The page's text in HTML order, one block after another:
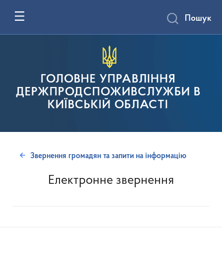
ГОЛОВНЕ УПРАВЛІННЯ
ДЕРЖПРОДСПОЖИВСЛУЖБИ В
КИЇВСЬКІЙ ОБЛАСТІ
Пошук
Звернення громадян та запити на інформацію
Електронне звернення